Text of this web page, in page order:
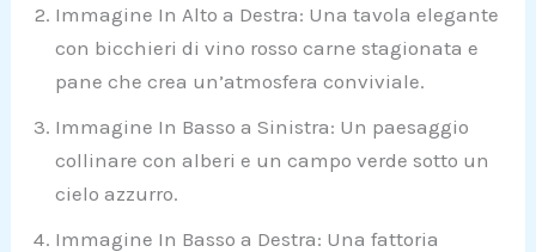
Immagine In Alto a Destra: Una tavola elegante
con bicchieri di vino rosso carne stagionata e
pane che crea un’atmosfera conviviale.
Immagine In Basso a Sinistra: Un paesaggio
collinare con alberi e un campo verde sotto un
cielo azzurro.
Immagine In Basso a Destra: Una fattoria